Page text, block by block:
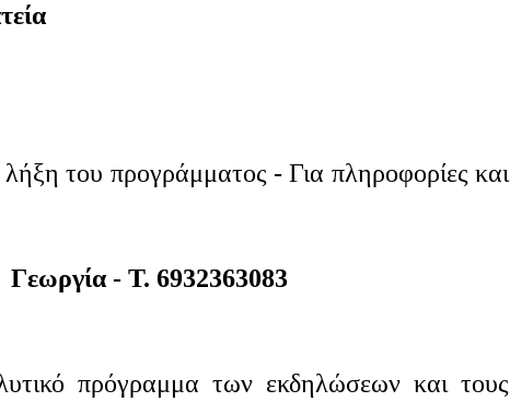
του προγράμματος - Για πληροφορίες και
Γεωργία - Τ. 6932363083
πρόγραμμα των εκδηλώσεων και τους